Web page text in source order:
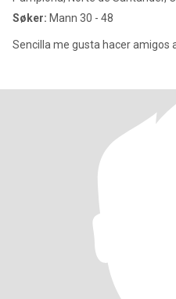
Søker: Mann 30 - 48
Sencilla me gusta hacer amigos